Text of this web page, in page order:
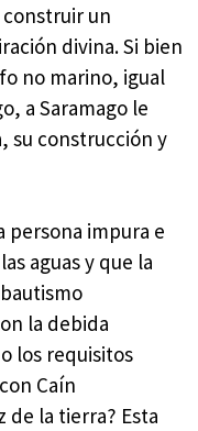
un
divina. Si bien
no marino, igual
a Saramago le
su construcción y
persona impura e
aguas y que la
la debida
los requisitos
Caín
la tierra? Esta